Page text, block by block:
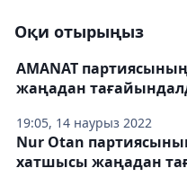
Оқи отырыңыз
19:05, 14 наурыз 2022
AMANAT
жаңадан
Nur Otan
хатшысы жаңадан